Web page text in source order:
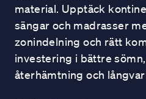
material. Upptäck
sängar och madrasser
zonindelning och rätt
investering i bättre
återhämtning och